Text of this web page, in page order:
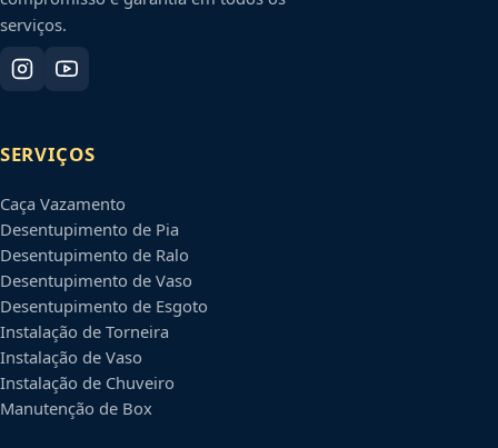
serviços.
SERVIÇOS
Caça Vazamento
Desentupimento de Pia
Desentupimento de Ralo
Desentupimento de Vaso
Desentupimento de Esgoto
Instalação de Torneira
Instalação de Vaso
Instalação de Chuveiro
Manutenção de Box